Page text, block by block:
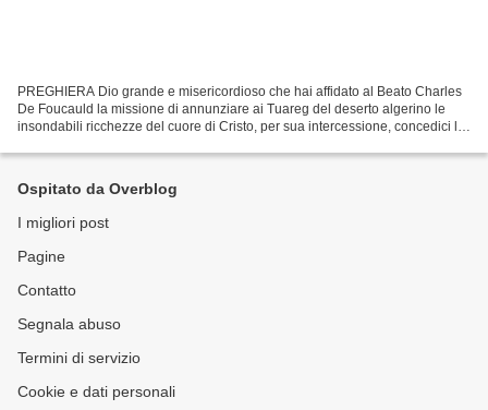
PREGHIERA Dio grande e misericordioso che hai affidato al Beato Charles
De Foucauld la missione di annunziare ai Tuareg del deserto algerino le
insondabili ricchezze del cuore di Cristo, per sua intercessione, concedici la
Ospitato da Overblog
I migliori post
Pagine
Contatto
Segnala abuso
Termini di servizio
Cookie e dati personali